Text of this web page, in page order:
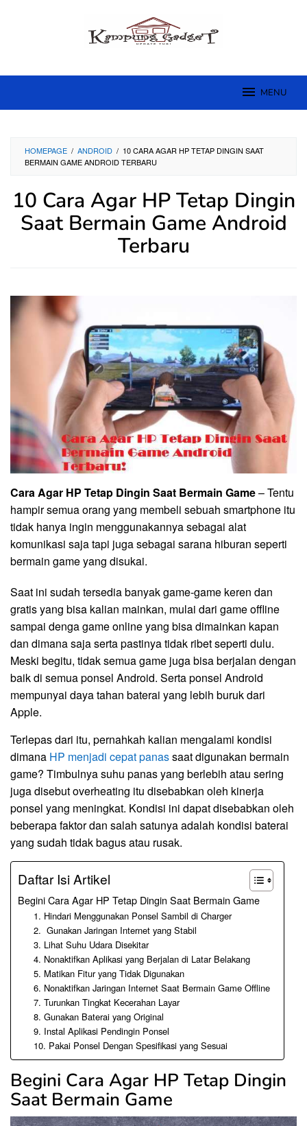
MENU
HOMEPAGE / ANDROID / 10 CARA AGAR HP TETAP DINGIN SAAT
BERMAIN GAME ANDROID TERBARU
10 Cara Agar HP Tetap Dingin
Saat Bermain Game Android
Terbaru
Cara Agar HP Tetap Dingin Saat Bermain Game– Tentu
hampir semua orang yang membeli sebuah smartphone itu
tidak hanya ingin menggunakannya sebagai alat
komunikasi saja tapi juga sebagai sarana hiburan seperti
bermain game yang disukai.
Saat ini sudah tersedia banyak game-game keren dan
gratis yang bisa kalian mainkan, mulai dari game offline
sampai denga game online yang bisa dimainkan kapan
dan dimana saja serta pastinya tidak ribet seperti dulu.
Meski begitu, tidak semua game juga bisa berjalan dengan
baik di semua ponsel Android. Serta ponsel Android
mempunyai daya tahan baterai yang lebih buruk dari
Apple.
Terlepas dari itu, pernahkah kalian mengalami kondisi
dimana HP menjadi cepat panassaat digunakan bermain
game? Timbulnya suhu panas yang berlebih atau sering
juga disebut overheating itu disebabkan oleh kinerja
ponsel yang meningkat. Kondisi ini dapat disebabkan oleh
beberapa faktor dan salah satunya adalah kondisi baterai
yang sudah tidak bagus atau rusak.
Daftar Isi Artikel
Begini Cara Agar HP Tetap Dingin Saat Bermain Game
1. Hindari Menggunakan Ponsel Sambil di Charger
2. Gunakan Jaringan Internet yang Stabil
3. Lihat Suhu Udara Disekitar
4. Nonaktifkan Aplikasi yang Berjalan di Latar Belakang
5. Matikan Fitur yang Tidak Digunakan
6. Nonaktifkan Jaringan Internet Saat Bermain Game Offline
7. Turunkan Tingkat Kecerahan Layar
8. Gunakan Baterai yang Original
9. Instal Aplikasi Pendingin Ponsel
10. Pakai Ponsel Dengan Spesifikasi yang Sesuai
Begini Cara Agar HP Tetap Dingin
Saat Bermain Game